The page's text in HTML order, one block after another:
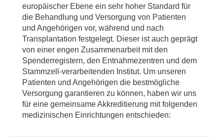
europäischer Ebene ein sehr hoher Standard für
die Behandlung und Versorgung von Patienten
und Angehörigen vor, während und nach
Transplantation festgelegt. Dieser ist auch geprägt
von einer engen Zusammenarbeit mit den
Spenderregistern, den Entnahmezentren und dem
Stammzell-verarbeitenden Institut. Um unseren
Patienten und Angehörigen die bestmögliche
Versorgung garantieren zu können, haben wir uns
für eine gemeinsame Akkreditierung mit folgenden
medizinischen Einrichtungen entschieden: